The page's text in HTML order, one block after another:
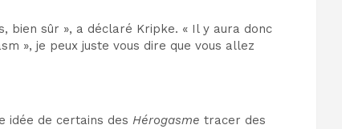
bien sûr », a déclaré Kripke. « Il y aura donc
», je peux juste vous dire que vous allez
idée de certains des Hérogasme tracer des